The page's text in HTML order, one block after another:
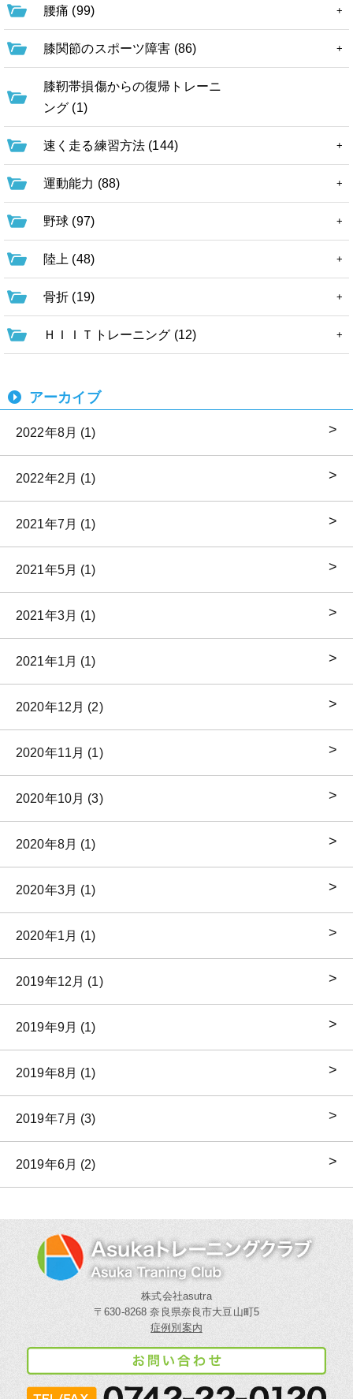
腰痛 (99)
膝関節のスポーツ障害 (86)
膝靭帯損傷からの復帰トレーニ
ング (1)
速く走る練習方法 (144)
運動能力 (88)
野球 (97)
陸上 (48)
骨折 (19)
ＨＩＩＴトレーニング (12)
アーカイブ
2022年8月 (1)
2022年2月 (1)
2021年7月 (1)
2021年5月 (1)
2021年3月 (1)
2021年1月 (1)
2020年12月 (2)
2020年11月 (1)
2020年10月 (3)
2020年8月 (1)
2020年3月 (1)
2020年1月 (1)
2019年12月 (1)
2019年9月 (1)
2019年8月 (1)
2019年7月 (3)
2019年6月 (2)
株式会社asutra
〒630-8268 奈良県奈良市大豆山町5
症例別案内